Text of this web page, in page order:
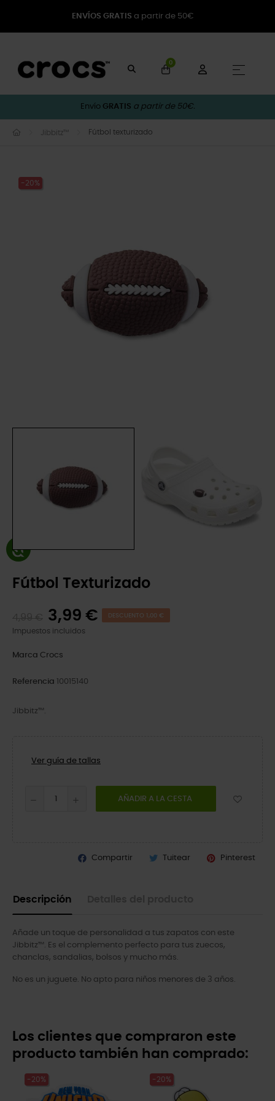
ENVÍOS GRATIS a partir de 50€
0
☰
Envío GRATIS a partir de 50€.
Jibbitz™ Fútbol texturizado
-20%
Fútbol Texturizado
3,99 € DESCUENTO 1,00 €
Impuestos incluidos
Marca Crocs
Referencia 10015140
Jibbitz™.
Ver guía de tallas
AÑADIR A LA CESTA
Compartir Tuitear Pinterest
Descripción
Añade un toque de personalidad a tus zapatos con este
Jibbitz™. Es el complemento perfecto para tus zuecos,
chanclas, sandalias, bolsos y mucho más.
No es un juguete. No apto para niños menores de 3 años.
Los clientes que compraron este
producto también han comprado:
-20% -20%